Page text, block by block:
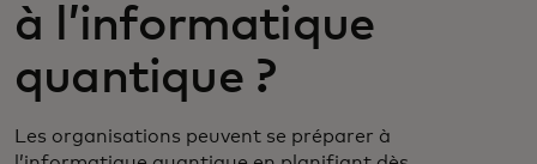
à l’informatique
quantique ?
Les organisations peuvent se préparer à